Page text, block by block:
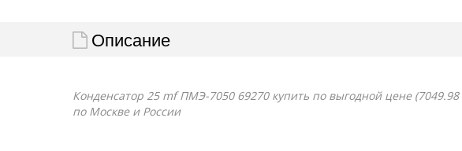
Описание
Конденсатор 25 mf ПМЭ-7050 69270 купить по выгодной цене
по Москве и России